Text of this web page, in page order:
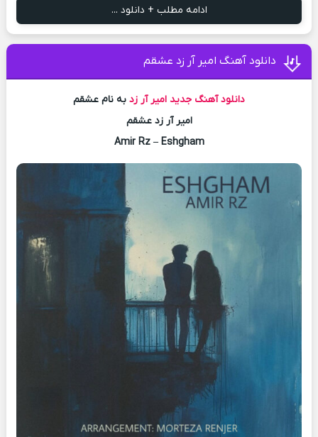
ادامه مطلب + دانلود ...
دانلود آهنگ امیر آر زد عشقم
دانلود آهنگ جدید امیر آر زد به نام عشقم
امیر آر زد عشقم
Amir Rz – Eshgham